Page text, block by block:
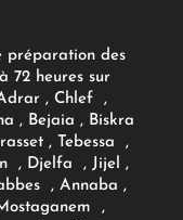
préparation des
72 heures sur
, Chlef ,
, Bejaia , Biskra
, Tebessa ,
, Djelfa , Jijel ,
, Annaba ,
,